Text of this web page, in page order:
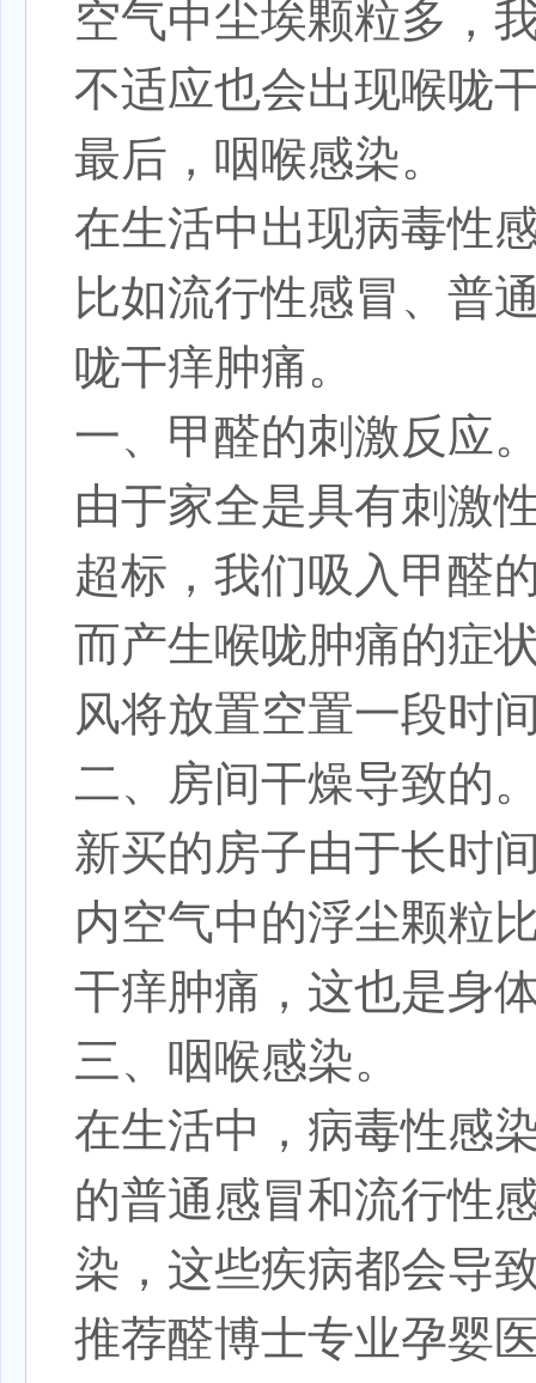
空气中尘埃颗粒多，
不适应也会出现喉咙
最后，咽喉感染。
在生活中出现病毒性
比如流行性感冒、普
咙干痒肿痛。
一、甲醛的刺激反应
由于家全是具有刺激
超标，我们吸入甲醛
而产生喉咙肿痛的症
风将放置空置一段时
二、房间干燥导致的
新买的房子由于长时
内空气中的浮尘颗粒
干痒肿痛，这也是身
三、咽喉感染。
在生活中，病毒性感
的普通感冒和流行性
染，这些疾病都会导
推荐醛博士专业孕婴